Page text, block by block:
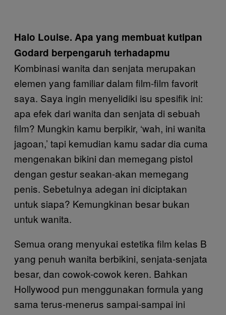
Halo Louise. Apa yang membuat kutipan
Godard berpengaruh terhadapmu
Kombinasi wanita dan senjata merupakan
elemen yang familiar dalam film-film favorit
saya. Saya ingin menyelidiki isu spesifik ini:
apa efek dari wanita dan senjata di sebuah
film? Mungkin kamu berpikir, ‘wah, ini wanita
jagoan,’ tapi kemudian kamu sadar dia cuma
mengenakan bikini dan memegang pistol
dengan gestur seakan-akan memegang
penis. Sebetulnya adegan ini diciptakan
untuk siapa? Kemungkinan besar bukan
untuk wanita.
Semua orang menyukai estetika film kelas B
yang penuh wanita berbikini, senjata-senjata
besar, dan cowok-cowok keren. Bahkan
Hollywood pun menggunakan formula yang
sama terus-menerus sampai-sampai ini